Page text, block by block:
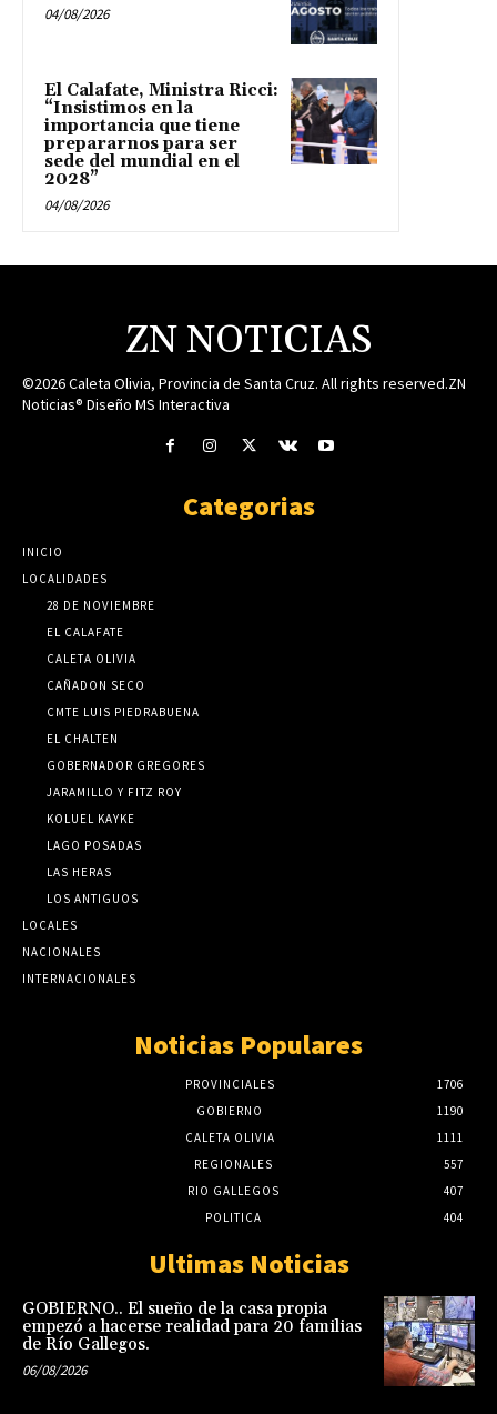
04/08/2026
El Calafate, Ministra Ricci:
“Insistimos en la
importancia que tiene
prepararnos para ser
sede del mundial en el
2028”
04/08/2026
ZN NOTICIAS
©2026 Caleta Olivia, Provincia de Santa Cruz. All rights reserved.ZN
Noticias® Diseño MS Interactiva
Categorias
INICIO
LOCALIDADES
28 DE NOVIEMBRE
EL CALAFATE
CALETA OLIVIA
CAÑADON SECO
CMTE LUIS PIEDRABUENA
EL CHALTEN
GOBERNADOR GREGORES
JARAMILLO Y FITZ ROY
KOLUEL KAYKE
LAGO POSADAS
LAS HERAS
LOS ANTIGUOS
LOCALES
NACIONALES
INTERNACIONALES
Noticias Populares
PROVINCIALES
1706
GOBIERNO
1190
CALETA OLIVIA
1111
REGIONALES
557
RIO GALLEGOS
407
POLITICA
404
Ultimas Noticias
GOBIERNO.. El sueño de la casa propia
empezó a hacerse realidad para 20 familias
de Río Gallegos.
06/08/2026